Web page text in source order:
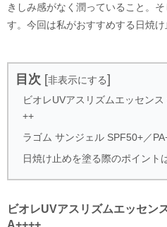
きしみ感がなく潤っていること。
す。今回は私がおすすめする日焼け
目次 [非表示にする]
ビオレUVアスリズムエッセン
++
ラゴム サンジェル SPF50+／
日焼け止めを塗る際のポイント
ビオレUVアスリズムエッセン
A++++